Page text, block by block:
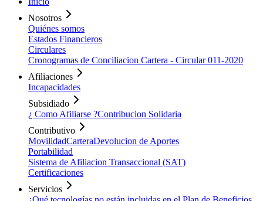
Nosotros
Quiénes somos
Estados Financieros
Circulares
Cronogramas de Conciliacion Cartera - Circular 011-2020
Afiliaciones
Incapacidades
Subsidiado
¿ Como Afiliarse ?Contribucion Solidaria
Contributivo
MovilidadCarteraDevolucion de Aportes
Portabilidad
Sistema de Afiliacion Transaccional (SAT)
Certificaciones
Servicios